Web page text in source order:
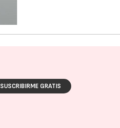
SUSCRIBIRME GRATIS